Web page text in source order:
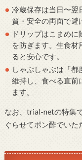
冷蔵保存は当日〜翌
質・安全の両面で避
ドリップはこまめ
を防ぎます。生食材
ると安心です。
しゃぶしゃぶは「
維持し、食べる直前
ます。
なお、trial-netの特集
ぐらせてポン酢でいた